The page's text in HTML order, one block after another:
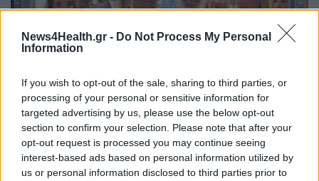
News4Health.gr - Do Not Process My Personal
Information
If you wish to opt-out of the sale, sharing to third parties, or
processing of your personal or sensitive information for
targeted advertising by us, please use the below opt-out
section to confirm your selection. Please note that after your
opt-out request is processed you may continue seeing
interest-based ads based on personal information utilized by
us or personal information disclosed to third parties prior to